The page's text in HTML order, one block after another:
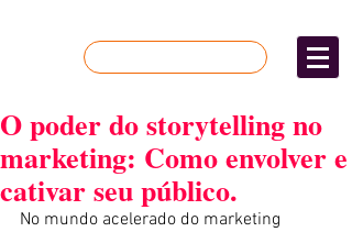
O poder do storytelling no
marketing: Como envolver e
cativar seu público.
No mundo acelerado do marketing